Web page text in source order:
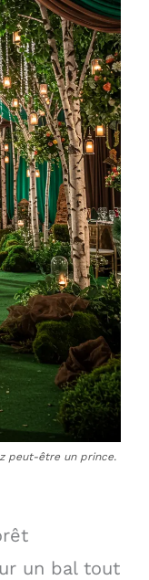
peut-être un prince.
un bal tout